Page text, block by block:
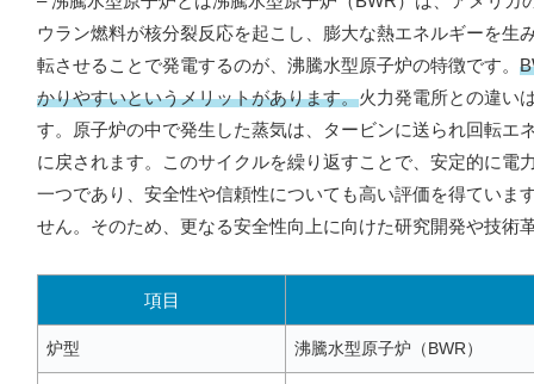
ウラン燃料が核分裂反応を起こし、膨大な熱エネルギーを
転させることで発電するのが、沸騰水型原子炉の特徴です。
かりやすいというメリットがあります。火力発電所との違い
す。原子炉の中で発生した蒸気は、タービンに送られ回転
に戻されます。このサイクルを繰り返すことで、安定的に
一つであり、安全性や信頼性についても高い評価を得てい
せん。そのため、更なる安全性向上に向けた研究開発や技術
項目
炉型 沸騰水型原子炉（BWR）